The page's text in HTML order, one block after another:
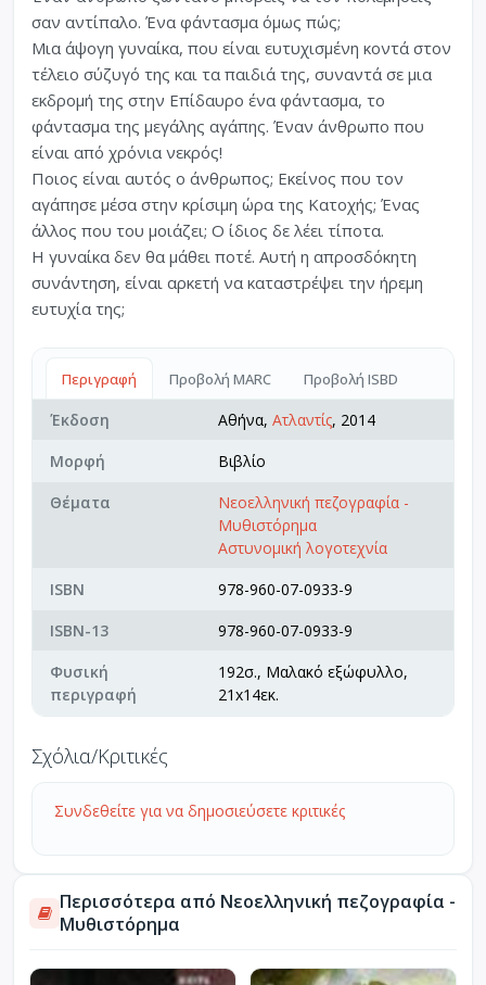
σαν αντίπαλο. Ένα φάντασμα όμως πώς;
Μια άψογη γυναίκα, που είναι ευτυχισμένη κοντά στον
τέλειο σύζυγό της και τα παιδιά της, συναντά σε μια
εκδρομή της στην Επίδαυρο ένα φάντασμα, το
φάντασμα της μεγάλης αγάπης. Έναν άνθρωπο που
είναι από χρόνια νεκρός!
Ποιος είναι αυτός ο άνθρωπος; Εκείνος που τον
αγάπησε μέσα στην κρίσιμη ώρα της Κατοχής; Ένας
άλλος που του μοιάζει; Ο ίδιος δε λέει τίποτα.
Η γυναίκα δεν θα μάθει ποτέ. Αυτή η απροσδόκητη
συνάντηση, είναι αρκετή να καταστρέψει την ήρεμη
ευτυχία της;
Περιγραφή Προβολή MARC Προβολή ISBD
Έκδοση Αθήνα, Ατλαντίς, 2014
Μορφή
Βιβλίο
Θέματα
Νεοελληνική πεζογραφία -
Μυθιστόρημα
Αστυνομική λογοτεχνία
ISBN
978-960-07-0933-9
ISBN-13
978-960-07-0933-9
Φυσική
περιγραφή
192σ., Μαλακό εξώφυλλο,
21x14εκ.
Σχόλια/Κριτικές
Συνδεθείτε για να δημοσιεύσετε κριτικές
Περισσότερα από Νεοελληνική πεζογραφία -
Μυθιστόρημα